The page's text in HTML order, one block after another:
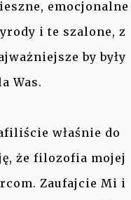
emocjonalne
i te szalone, z
by były
Was.
właśnie do
że filozofia mojej
Zaufajcie Mi i